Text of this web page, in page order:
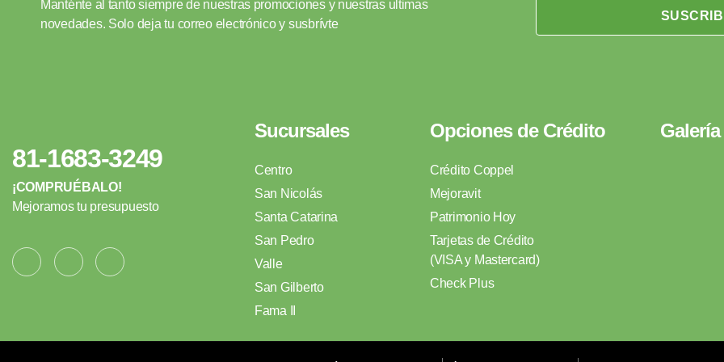
Manténte al tanto siempre de nuestras promociones y nuestras ultimas
novedades. Solo deja tu correo electrónico y susbrívte
81-1683-3249
¡COMPRUÉBALO!
Mejoramos tu presupuesto
Sucursales
Centro
San Nicolás
Santa Catarina
San Pedro
Valle
San Gilberto
Fama II
Opciones de Crédito
Crédito Coppel
Mejoravit
Patrimonio Hoy
Tarjetas de Crédito
(VISA y Mastercard)
Check Plus
Galería